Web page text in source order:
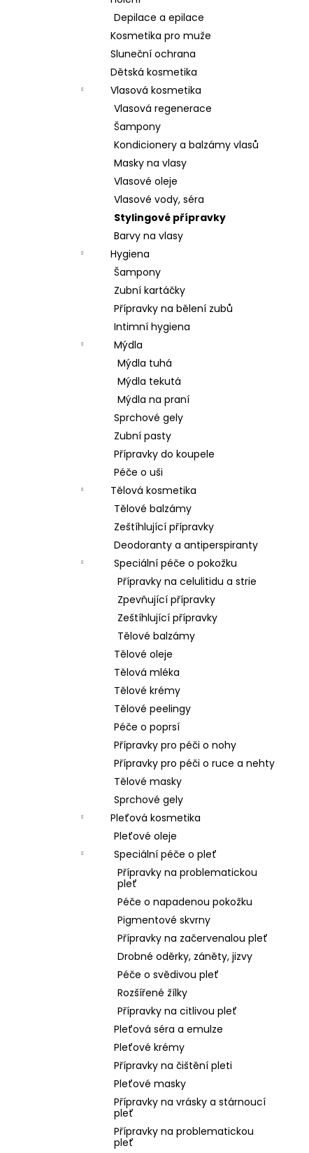
Depilace a epilace
Kosmetika pro muže
Sluneční ochrana
Dětská kosmetika
Vlasová kosmetika
Vlasová regenerace
Šampony
Kondicionery a balzámy vlasů
Masky na vlasy
Vlasové oleje
Vlasové vody, séra
Stylingové přípravky
Barvy na vlasy
Hygiena
Šampony
Zubní kartáčky
Přípravky na bělení zubů
Intimní hygiena
Mýdla
Mýdla tuhá
Mýdla tekutá
Mýdla na praní
Sprchové gely
Zubní pasty
Přípravky do koupele
Péče o uši
Tělová kosmetika
Tělové balzámy
Zeštíhlující přípravky
Deodoranty a antiperspiranty
Speciální péče o pokožku
Přípravky na celulitidu a strie
Zpevňující přípravky
Zeštíhlující přípravky
Tělové balzámy
Tělové oleje
Tělová mléka
Tělové krémy
Tělové peelingy
Péče o poprsí
Přípravky pro péči o nohy
Přípravky pro péči o ruce a nehty
Tělové masky
Sprchové gely
Pleťová kosmetika
Pleťové oleje
Speciální péče o pleť
Přípravky na problematickou
pleť
Péče o napadenou pokožku
Pigmentové skvrny
Přípravky na začervenalou pleť
Drobné oděrky, záněty, jizvy
Péče o svědivou pleť
Rozšířené žílky
Přípravky na citlivou pleť
Pleťová séra a emulze
Pleťové krémy
Přípravky na čištění pleti
Pleťové masky
Přípravky na vrásky a stárnoucí
pleť
Přípravky na problematickou
pleť